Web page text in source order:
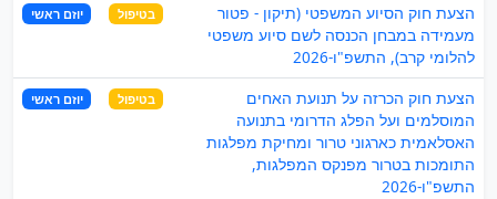
הצעת חוק הסיוע המשפטי (תיקון - פטור
מעמידה במבחן הכנסה לשם סיוע משפטי
להלומי קרב), התשפ"ו-2026
בטיפול יוזם ראשי
הצעת חוק הכרזה על תנועת האחים
המוסלמים ועל הפלג הדרומי בתנועה
האסלאמית כארגוני טרור ומחיקת מפלגות
התומכות בטרור מפנקס המפלגות,
התשפ"ו-2026
בטיפול יוזם ראשי